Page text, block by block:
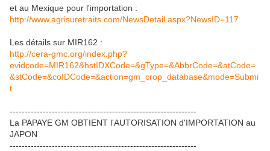
et au Mexique pour l'importation :
http://www.agrisuretraits.com/NewsDetail.aspx?NewsID=117
Les détails sur MIR162 :
http://cera-gmc.org/index.php?
evidcode=MIR162&hstIDXCode=&gType=&AbbrCode=&atCode=
&stCode=&coIDCode=&action=gm_crop_database&mode=Submi
t
--------------------------------------------------------------
La PAPAYE GM OBTIENT l'AUTORISATION d'IMPORTATION au
JAPON
--------------------------------------------------------------